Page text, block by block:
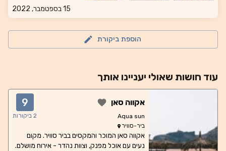
15 בספטמבר, 2022
הוספת ביקורת
עוד חושות שאולי יעניינו אותך
אקווה סאן
Aqua sun
ביר-סוויר
9
2 ביקורות
אקווה סאן המוכר והמקסים בביר סוויר. מקום
נעים עם אוכל מפנק, וצוות נהדר - אירוח מושלם.